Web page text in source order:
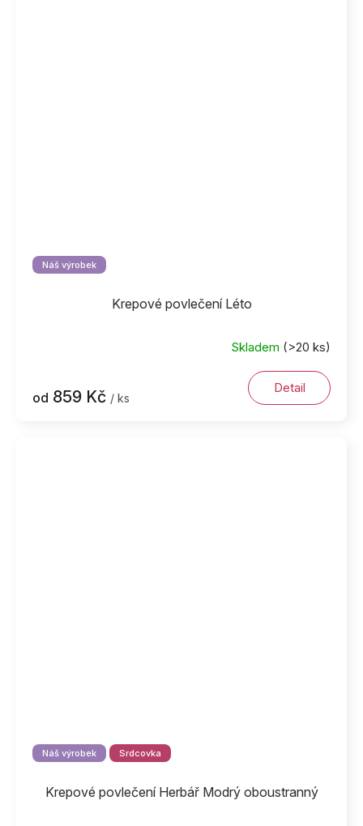
Náš výrobek
Krepové povlečení Léto
Skladem (>20 ks)
od 859 Kč / ks
Detail
Náš výrobek Srdcovka
Krepové povlečení Herbář Modrý oboustranný